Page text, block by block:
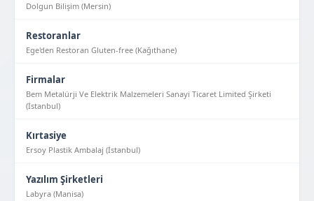
Dolgun Bilişim (Mersin)
Restoranlar
Ege'den Restoran Gluten-free (Kağıthane)
Firmalar
Bem Metalürji Ve Elektrik Malzemeleri Sanayi Ticaret Limited Şirketi
(İstanbul)
Kırtasiye
Ersoy Plastik Ambalaj (İstanbul)
Yazılım Şirketleri
Labyra (Manisa)